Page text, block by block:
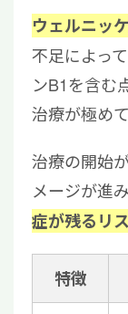
ウェルニッ
不足によっ
ンB1を含む
治療が極め
治療の開始
メージが進み
症が残るリ
特徴